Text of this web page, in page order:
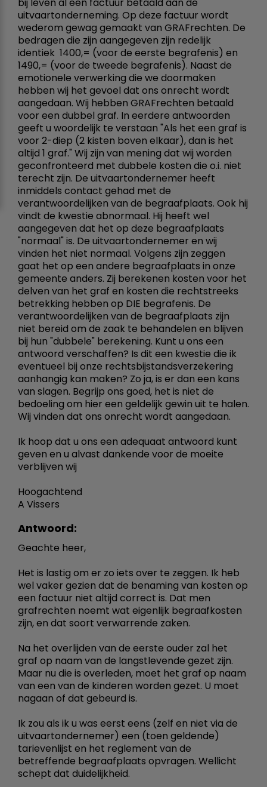
uitvaartonderneming. Op deze factuur wordt
wederom gewag gemaakt van GRAFrechten. De
bedragen die zijn aangegeven zijn redelijk
identiek  1400,= (voor de eerste begrafenis) en 
1490,= (voor de tweede begrafenis). Naast de
emotionele verwerking die we doormaken
hebben wij het gevoel dat ons onrecht wordt
aangedaan. Wij hebben GRAFrechten betaald
voor een dubbel graf. In eerdere antwoorden
geeft u woordelijk te verstaan "Als het een graf is
voor 2-diep (2 kisten boven elkaar), dan is het
altijd 1 graf." Wij zijn van mening dat wij worden
geconfronteerd met dubbele kosten die o.i. niet
terecht zijn. De uitvaartondernemer heeft
inmiddels contact gehad met de
verantwoordelijken van de begraafplaats. Ook hij
vindt de kwestie abnormaal. Hij heeft wel
aangegeven dat het op deze begraafplaats
"normaal" is. De uitvaartondernemer en wij
vinden het niet normaal. Volgens zijn zeggen
gaat het op een andere begraafplaats in onze
gemeente anders. Zij berekenen kosten voor het
delven van het graf en kosten die rechtstreeks
betrekking hebben op DIE begrafenis. De
verantwoordelijken van de begraafplaats zijn
niet bereid om de zaak te behandelen en blijven
bij hun "dubbele" berekening. Kunt u ons een
antwoord verschaffen? Is dit een kwestie die ik
eventueel bij onze rechtsbijstandsverzekering
aanhangig kan maken? Zo ja, is er dan een kans
van slagen. Begrijp ons goed, het is niet de
bedoeling om hier een geldelijk gewin uit te halen.
Wij vinden dat ons onrecht wordt aangedaan.
Ik hoop dat u ons een adequaat antwoord kunt
geven en u alvast dankende voor de moeite
verblijven wij
Hoogachtend
A Vissers
Antwoord:
Geachte heer,
Het is lastig om er zo iets over te zeggen. Ik heb
wel vaker gezien dat de benaming van kosten op
een factuur niet altijd correct is. Dat men
grafrechten noemt wat eigenlijk begraafkosten
zijn, en dat soort verwarrende zaken.
Na het overlijden van de eerste ouder zal het
graf op naam van de langstlevende gezet zijn.
Maar nu die is overleden, moet het graf op naam
van een van de kinderen worden gezet. U moet
nagaan of dat gebeurd is.
Ik zou als ik u was eerst eens (zelf en niet via de
uitvaartondernemer) een (toen geldende)
tarievenlijst en het reglement van de
betreffende begraafplaats opvragen. Wellicht
schept dat duidelijkheid.